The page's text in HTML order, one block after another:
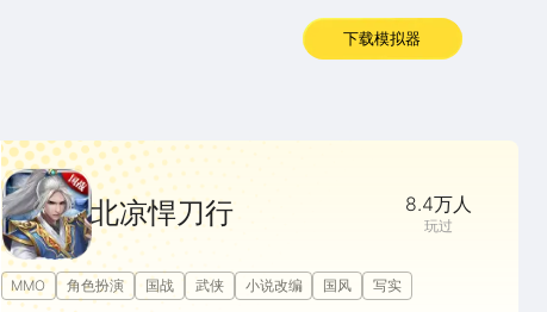
下载模拟器
北凉悍刀行 8.4万人
玩过
MMO 角色扮演 国战 武侠 小说改编 国风 写实